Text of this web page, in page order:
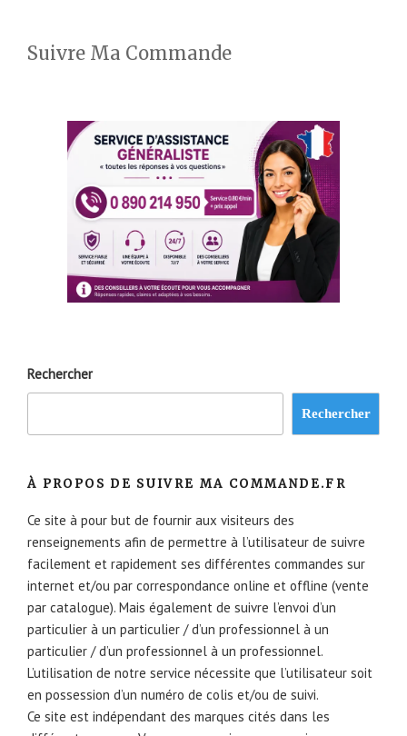
Suivre Ma Commande
Rechercher
Rechercher
À PROPOS DE SUIVRE MA COMMANDE.FR
Ce site à pour but de fournir aux visiteurs des
renseignements afin de permettre à l’utilisateur de suivre
facilement et rapidement ses différentes commandes sur
internet et/ou par correspondance online et offline (vente
par catalogue). Mais également de suivre l’envoi d’un
particulier à un particulier / d’un professionnel à un
particulier / d’un professionnel à un professionnel.
L’utilisation de notre service nécessite que l’utilisateur soit
en possession d’un numéro de colis et/ou de suivi.
Ce site est indépendant des marques cités dans les